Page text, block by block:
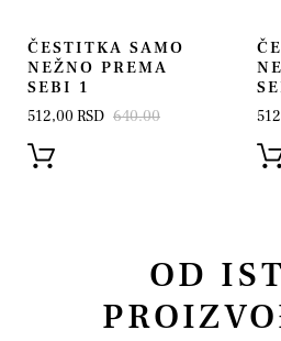
ČESTITKA SAMO
NEŽNO PREMA
SEBI 1
512,00 RSD 640.00
OD